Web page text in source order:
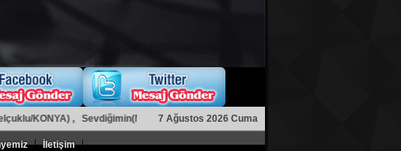
KONYA) , Sevdiğimin(Mustafamın bugün doğum günü) doğum günün kutlu
7 Ağustos 2026 Cuma
| İletişim|